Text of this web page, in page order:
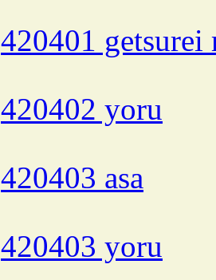
420401
420402 yoru
420403 asa
420403 yoru